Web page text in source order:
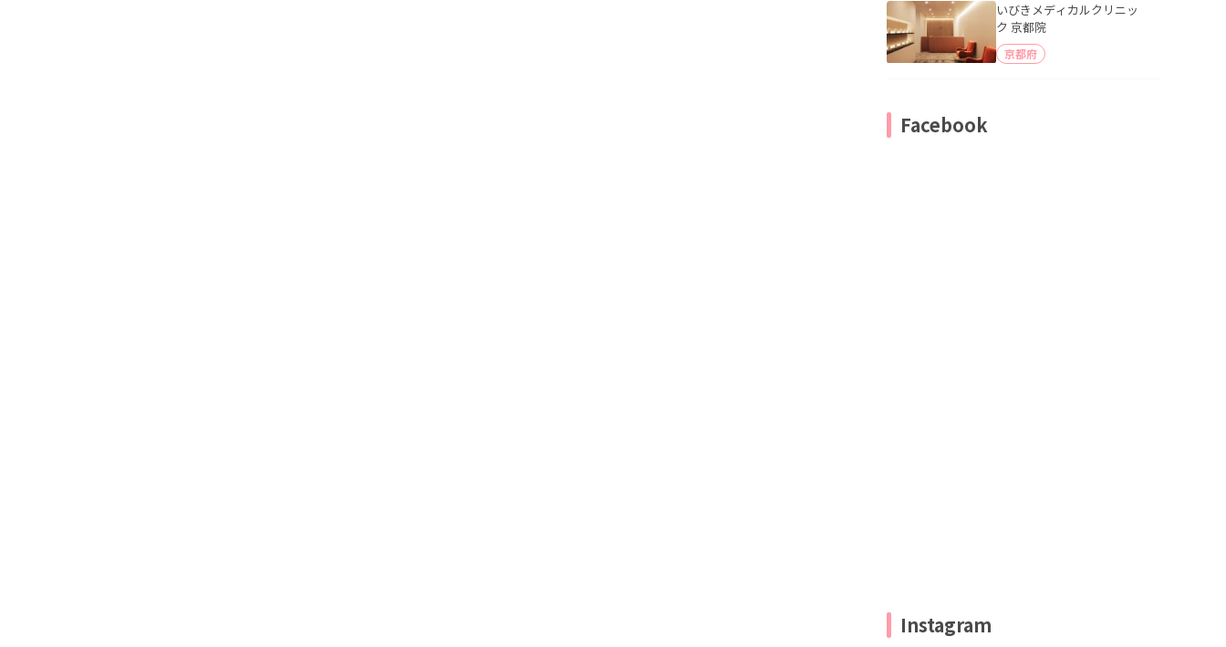
いびきメディカルクリニッ
ク 京都院
京都府
Facebook
Instagram